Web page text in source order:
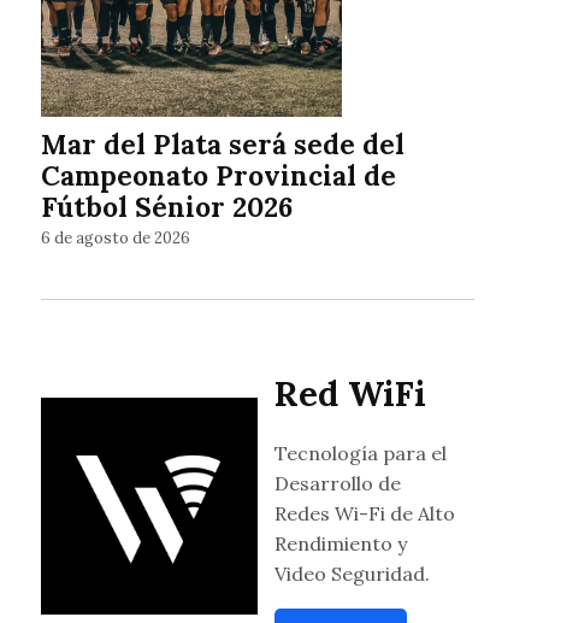
Mar del Plata será sede del
Campeonato Provincial de
Fútbol Sénior 2026
6 de agosto de 2026
Red WiFi
Tecnología para el
Desarrollo de
Redes Wi-Fi de Alto
Rendimiento y
Video Seguridad.